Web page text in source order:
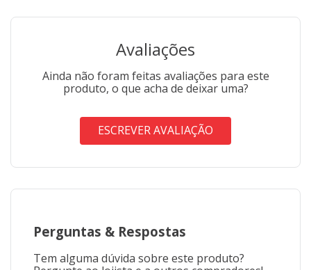
Avaliações
Ainda não foram feitas avaliações para este
produto, o que acha de deixar uma?
ESCREVER AVALIAÇÃO
Perguntas & Respostas
Tem alguma dúvida sobre este produto?